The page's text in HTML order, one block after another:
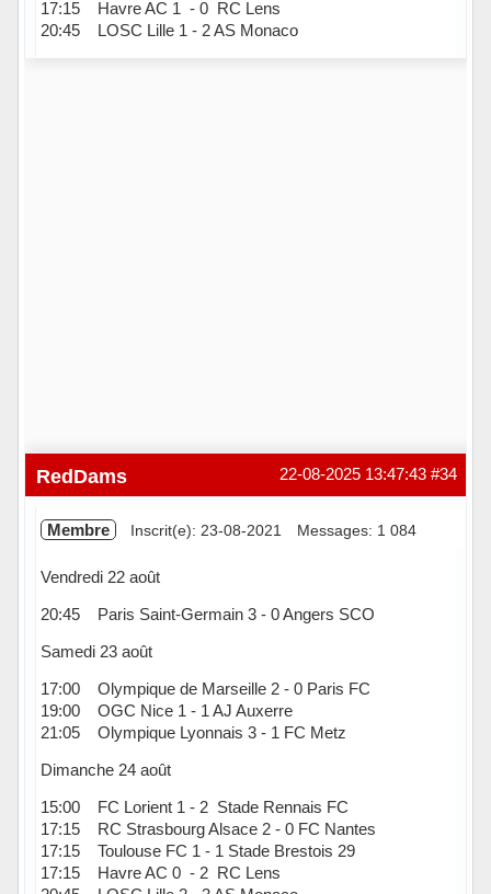
17:15 Havre AC 1 - 0 RC Lens
20:45 LOSC Lille 1 - 2 AS Monaco
#34
22-08-2025 13:47:43
RedDams
Membre Inscrit(e): 23-08-2021 Messages: 1 084
Vendredi 22 août
20:45 Paris Saint-Germain 3 - 0 Angers SCO
Samedi 23 août
17:00 Olympique de Marseille 2 - 0 Paris FC
19:00 OGC Nice 1 - 1 AJ Auxerre
21:05 Olympique Lyonnais 3 - 1 FC Metz
Dimanche 24 août
15:00 FC Lorient 1 - 2 Stade Rennais FC
17:15 RC Strasbourg Alsace 2 - 0 FC Nantes
17:15 Toulouse FC 1 - 1 Stade Brestois 29
17:15 Havre AC 0 - 2 RC Lens